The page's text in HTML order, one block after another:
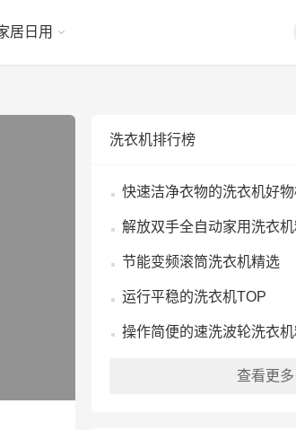
居日用
洗衣机排行榜
快速洁净衣物的洗衣机好
解放双手全自动家用洗衣
节能变频滚筒洗衣机精选
运行平稳的洗衣机TOP
操作简便的速洗波轮洗衣
查看更多